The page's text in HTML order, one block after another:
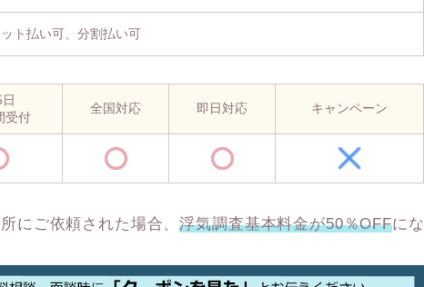
ト払い可、分割払い可
受付
全国対応 即日対応 キャンペーン
にご依頼された場合、浮気調査基本料金が50％OFFにな